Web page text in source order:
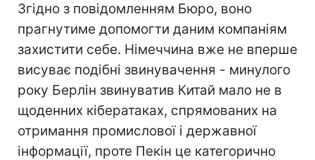
Згідно з повідомленням Бюро, воно
прагнутиме допомогти даним компаніям
захистити себе. Німеччина вже не вперше
висуває подібні звинувачення - минулого
року Берлін звинуватив Китай мало не в
щоденних кібератаках, спрямованих на
отримання промислової і державної
інформації, проте Пекін це категорично